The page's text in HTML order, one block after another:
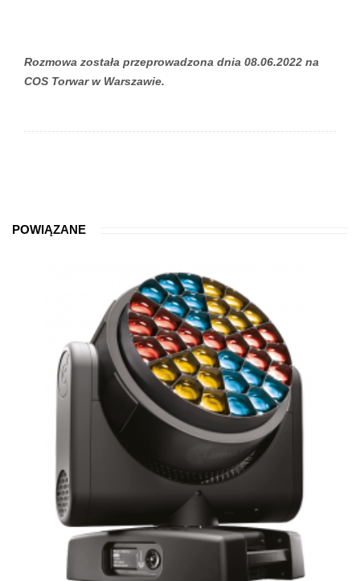
Rozmowa została przeprowadzona dnia 08.06.2022 na
COS Torwar w Warszawie.
POWIĄZANE